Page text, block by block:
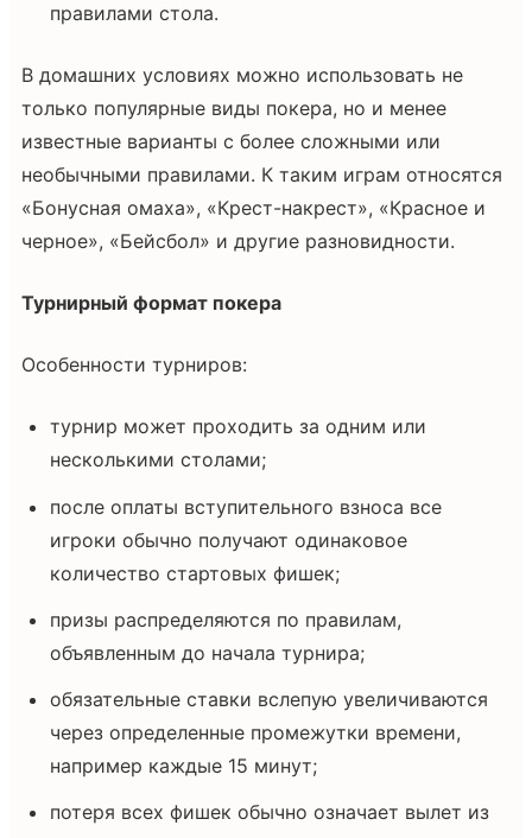
правилами стола.
В домашних условиях можно использовать не
только популярные виды покера, но и менее
известные варианты с более сложными или
необычными правилами. К таким играм относятся
«Бонусная омаха», «Крест-накрест», «Красное и
черное», «Бейсбол» и другие разновидности.
Турнирный формат покера
Особенности турниров:
турнир может проходить за одним или
несколькими столами;
после оплаты вступительного взноса все
игроки обычно получают одинаковое
количество стартовых фишек;
призы распределяются по правилам,
объявленным до начала турнира;
обязательные ставки вслепую увеличиваются
через определенные промежутки времени,
например каждые 15 минут;
потеря всех фишек обычно означает вылет из